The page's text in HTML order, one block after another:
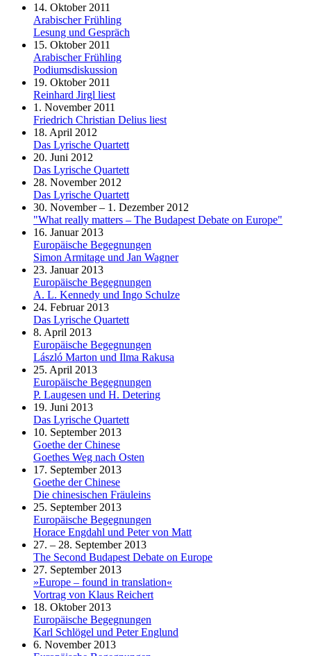
14. Oktober 2011
Arabischer Frühling
Lesung und Gespräch
15. Oktober 2011
Arabischer Frühling
Podiumsdiskussion
19. Oktober 2011
Reinhard Jirgl liest
1. November 2011
Friedrich Christian Delius liest
18. April 2012
Das Lyrische Quartett
20. Juni 2012
Das Lyrische Quartett
28. November 2012
Das Lyrische Quartett
30. November – 1. Dezember 2012
"What really matters – The Budapest Debate on Europe"
16. Januar 2013
Europäische Begegnungen
Simon Armitage und Jan Wagner
23. Januar 2013
Europäische Begegnungen
A. L. Kennedy und Ingo Schulze
24. Februar 2013
Das Lyrische Quartett
8. April 2013
Europäische Begegnungen
László Marton und Ilma Rakusa
25. April 2013
Europäische Begegnungen
P. Laugesen und H. Detering
19. Juni 2013
Das Lyrische Quartett
10. September 2013
Goethe der Chinese
Goethes Weg nach Osten
17. September 2013
Goethe der Chinese
Die chinesischen Fräuleins
25. September 2013
Europäische Begegnungen
Horace Engdahl und Peter von Matt
27. – 28. September 2013
The Second Budapest Debate on Europe
27. September 2013
»Europe – found in translation«
Vortrag von Klaus Reichert
18. Oktober 2013
Europäische Begegnungen
Karl Schlögel und Peter Englund
6. November 2013